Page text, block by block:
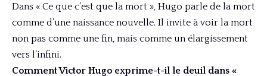
Dans « Ce que c’est que la mort », Hugo parle de la mort
comme d’une naissance nouvelle. Il invite à voir la mort
non pas comme une fin, mais comme un élargissement
vers l’infini.
Comment Victor Hugo exprime-t-il le deuil dans «